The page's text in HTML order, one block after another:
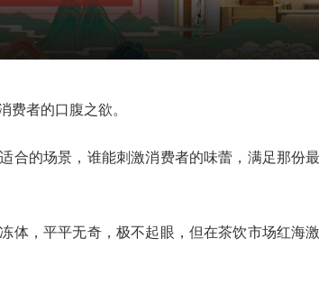
者的口腹之欲。
合的场景，谁能刺激消费者的味蕾，满足那份
体，平平无奇，极不起眼，但在茶饮市场红海